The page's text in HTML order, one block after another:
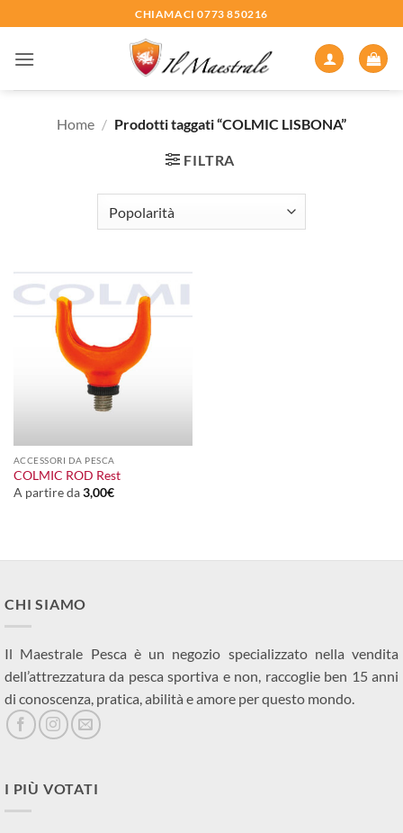
ai
contenuti
CHIAMACI 0773 850216
Home / Prodotti taggati “COLMIC LISBONA”
FILTRA
ACCESSORI DA PESCA
COLMIC ROD Rest
A partire da3,00€
CHI SIAMO
Il Maestrale Pesca è un negozio specializzato nella vendita
dell’attrezzatura da pesca sportiva e non, raccoglie ben 15 anni
di conoscenza, pratica, abilità e amore per questo mondo.
I PIÙ VOTATI